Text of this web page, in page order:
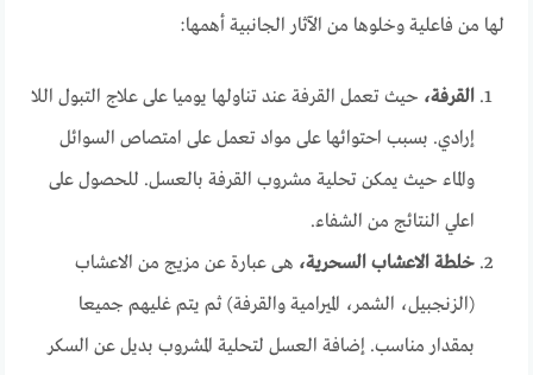
لها من فاعلية وخلوها من الآثار الجانبية أهمها:
القرفة، حيث تعمل القرفة عند تناولها يوميا على علاج التبول اللا
إرادي. بسبب احتوائها على مواد تعمل على امتصاص السوائل
والماء حيث يمكن تحلية مشروب القرفة بالعسل. للحصول على
اعلي النتائج من الشفاء.
خلطة الاعشاب السحرية، هى عبارة عن مزيج من الاعشاب
(الزنجبيل، الشمر، الميرامية والقرفة) ثم يتم غليهم جميعا
بمقدار مناسب. إضافة العسل لتحلية المشروب بديل عن السكر